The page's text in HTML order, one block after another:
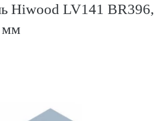
Hiwood LV141 BR396,
мм